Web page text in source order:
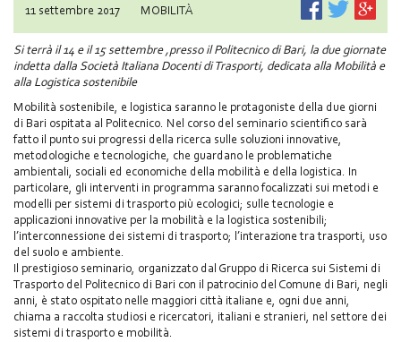
11 settembre 2017 MOBILITÀ
Si terrà il 14 e il 15 settembre ,presso il Politecnico di Bari, la due giornate
indetta dalla Società Italiana Docenti di Trasporti, dedicata alla Mobilità e
alla Logistica sostenibile
Mobilità sostenibile, e logistica saranno le protagoniste della due giorni
di Bari ospitata al Politecnico. Nel corso del seminario scientifico sarà
fatto il punto sui progressi della ricerca sulle soluzioni innovative,
metodologiche e tecnologiche, che guardano le problematiche
ambientali, sociali ed economiche della mobilità e della logistica. In
particolare, gli interventi in programma saranno focalizzati sui metodi e
modelli per sistemi di trasporto più ecologici; sulle tecnologie e
applicazioni innovative per la mobilità e la logistica sostenibili;
l’interconnessione dei sistemi di trasporto; l’interazione tra trasporti, uso
del suolo e ambiente.
Il prestigioso seminario, organizzato dal Gruppo di Ricerca sui Sistemi di
Trasporto del Politecnico di Bari con il patrocinio del Comune di Bari, negli
anni, è stato ospitato nelle maggiori città italiane e, ogni due anni,
chiama a raccolta studiosi e ricercatori, italiani e stranieri, nel settore dei
sistemi di trasporto e mobilità.